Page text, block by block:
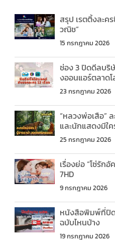
สรุป เรตติ้งละค
วณิช”
15 กรกฎาคม 2026
ช่อง 3 ปิดดีลบริษั
งออนแอร์ตลาด
23 กรกฎาคม 2026
“หลวงพ่อเสือ”
และนักแสดงมีใ
25 กรกฎาคม 2026
เรื่องย่อ “โซ่รัก
7HD
9 กรกฎาคม 2026
หนังสือพิมพ์ที่ปิ
ฉบับไหนบ้าง
19 กรกฎาคม 2026